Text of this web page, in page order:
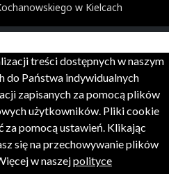
w Kielcach
treści dostępnych w naszym
do Państwa indywidualnych
zapisanych za pomocą plików
użytkowników. Pliki cookie
pomocą ustawień. Klikając
się na przechowywanie plików
w naszejpolityce